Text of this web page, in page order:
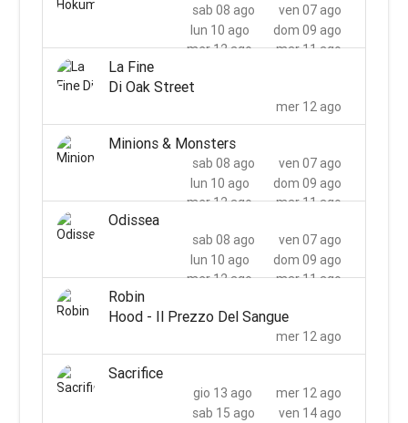
ven 07 ago
sab 08 ago
dom 09 ago
lun 10 ago
mar 11 ago
mer 12 ago
La Fine
Di Oak Street
mer 12 ago
Minions & Monsters
ven 07 ago
sab 08 ago
dom 09 ago
lun 10 ago
mar 11 ago
mer 12 ago
Odissea
ven 07 ago
sab 08 ago
dom 09 ago
lun 10 ago
mar 11 ago
mer 12 ago
Robin
Hood - Il Prezzo Del Sangue
mer 12 ago
Sacrifice
mer 12 ago
gio 13 ago
ven 14 ago
sab 15 ago